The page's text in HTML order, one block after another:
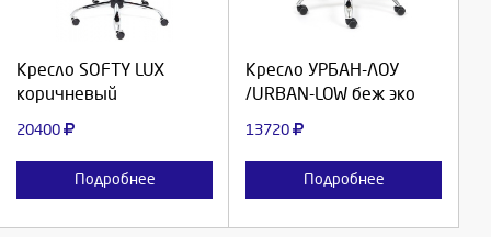
Кресло SOFTY LUX
коричневый
20400
Подробнее
Отмена
Кресло УРБАН-ЛОУ
/URBAN-LOW беж эко
13720
Подробнее
Отмена